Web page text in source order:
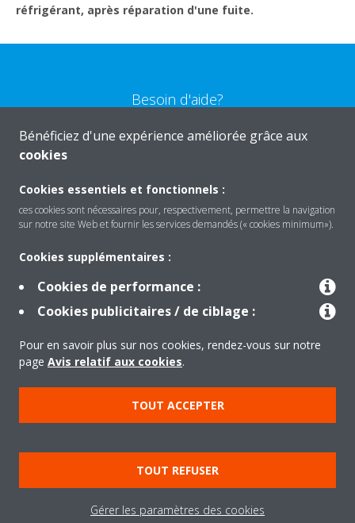
réfrigérant, après réparation d'une fuite.
Besoin d'aide?
CONTACTEZ-NOUS
À propos de Daikin
Copyright © Daikin
Mentions légales
Avis relatif aux cookies
Politique de confidentialité des données
Bénéficiez d'une expérience améliorée grâce aux
cookies
Cookies essentiels et fonctionnels :
ces cookies sont nécessaires pour, respectivement, permettre la navigation
sur notre site Web et fournir les services demandés (« cookies minimum»).
Cookies supplémentaires :
Cookies de performance :
Cookies publicitaires / de ciblage :
Pour en savoir plus sur nos cookies, rendez-vous sur notre
page Avis relatif aux cookies.
TOUT ACCEPTER
TOUT REFUSER
Gérer les paramètres des cookies